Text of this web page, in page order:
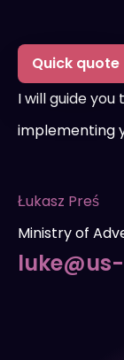
Quick quote
I will guide
implementing
Łukasz Preś
Ministry of